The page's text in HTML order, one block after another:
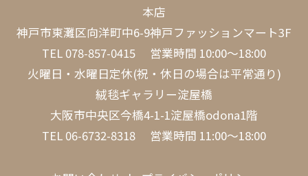
本店
神戸市東灘区向洋町中6-9神戸ファッションマート3F
TEL 078-857-0415 営業時間 10:00～18:00
火曜日・水曜日定休(祝・休日の場合は平常通り)
絨毯ギャラリー淀屋橋
大阪市中央区今橋4-1-1淀屋橋odona1階
TEL 06-6732-8318 営業時間 11:00～18:00